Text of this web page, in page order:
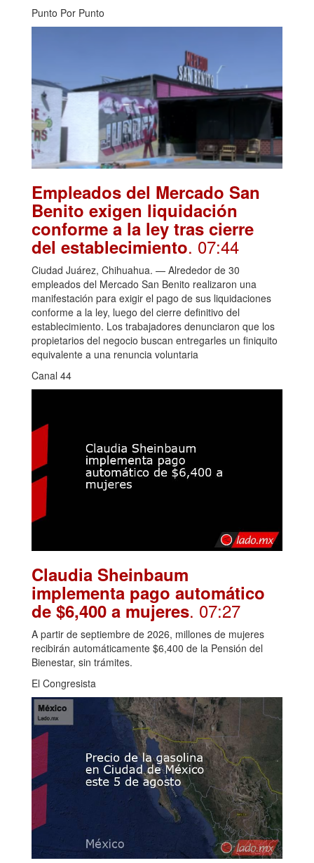
Punto Por Punto
Empleados del Mercado San
Benito exigen liquidación
conforme a la ley tras cierre
del establecimiento. 07:44
Ciudad Juárez, Chihuahua. — Alrededor de 30
empleados del Mercado San Benito realizaron una
manifestación para exigir el pago de sus liquidaciones
conforme a la ley, luego del cierre definitivo del
establecimiento. Los trabajadores denunciaron que los
propietarios del negocio buscan entregarles un finiquito
equivalente a una renuncia voluntaria
Canal 44
Claudia Sheinbaum
implementa pago automático
de $6,400 a mujeres. 07:27
A partir de septiembre de 2026, millones de mujeres
recibirán automáticamente $6,400 de la Pensión del
Bienestar, sin trámites.
El Congresista